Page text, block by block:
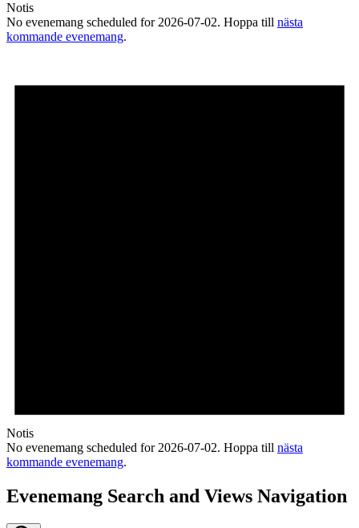
Notis
No evenemang scheduled for 2026-07-02. Hoppa till nästa
kommande evenemang.
Notis
No evenemang scheduled for 2026-07-02. Hoppa till nästa
kommande evenemang.
Evenemang Search and Views Navigation